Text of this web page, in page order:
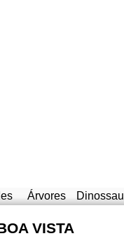
Árvores
VISTA